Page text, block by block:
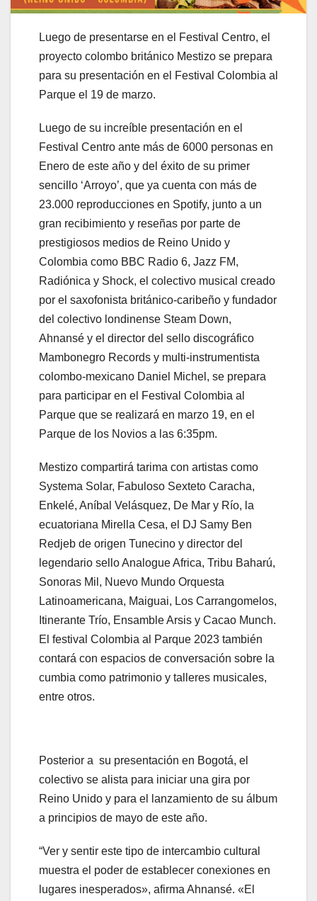
Luego de presentarse en el Festival Centro, el
proyecto colombo británico Mestizo se prepara
para su presentación en el Festival Colombia al
Parque el 19 de marzo.
Luego de su increíble presentación en el
Festival Centro ante más de 6000 personas en
Enero de este año y del éxito de su primer
sencillo ‘Arroyo’, que ya cuenta con más de
23.000 reproducciones en Spotify, junto a un
gran recibimiento y reseñas por parte de
prestigiosos medios de Reino Unido y
Colombia como BBC Radio 6, Jazz FM,
Radiónica y Shock, el colectivo musical creado
por el saxofonista británico-caribeño y fundador
del colectivo londinense Steam Down,
Ahnansé y el director del sello discográfico
Mambonegro Records y multi-instrumentista
colombo-mexicano Daniel Michel, se prepara
para participar en el Festival Colombia al
Parque que se realizará en marzo 19, en el
Parque de los Novios a las 6:35pm.
Mestizo compartirá tarima con artistas como
Systema Solar, Fabuloso Sexteto Caracha,
Enkelé, Aníbal Velásquez, De Mar y Río, la
ecuatoriana Mirella Cesa, el DJ Samy Ben
Redjeb de origen Tunecino y director del
legendario sello Analogue Africa, Tribu Baharú,
Sonoras Mil, Nuevo Mundo Orquesta
Latinoamericana, Maiguai, Los Carrangomelos,
Itinerante Trío, Ensamble Arsis y Cacao Munch.
El festival Colombia al Parque 2023 también
contará con espacios de conversación sobre la
cumbia como patrimonio y talleres musicales,
entre otros.
Posterior a su presentación en Bogotá, el
colectivo se alista para iniciar una gira por
Reino Unido y para el lanzamiento de su álbum
a principios de mayo de este año.
“Ver y sentir este tipo de intercambio cultural
muestra el poder de establecer conexiones en
lugares inesperados», afirma Ahnansé. «El